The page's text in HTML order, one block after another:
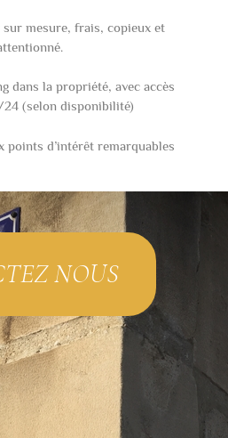
sur mesure, frais, copieux et
dans la propriété, avec accès
(selon disponibilité)
points d’intérêt remarquables
NOUS